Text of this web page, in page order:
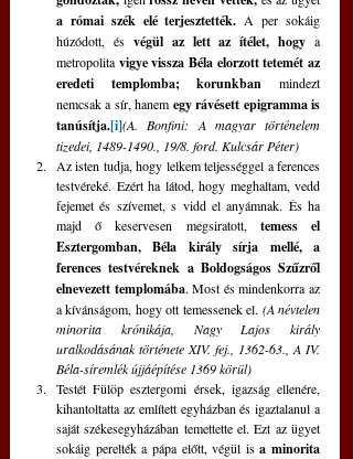
a római szék elé terjesztették. A per sokáig
húzódott, és végül az lett az ítélet, hogy a
metropolita vigye vissza Béla elorzott tetemét az
eredeti templomba; korunkban mindezt
nemcsak a sír, hanem egy rávésett epigramma is
tanúsítja.[i](A. Bonfini: A magyar történelem
tizedei, 1489-1490., 19/8. ford. Kulcsár Péter)
Az isten tudja, hogy lelkem teljességgel a ferences
testvéreké. Ezért ha látod, hogy meghaltam, vedd
fejemet és szívemet, s vidd el anyámnak. És ha
majd ő keservesen megsiratott, temess el
Esztergomban, Béla király sírja mellé, a
ferences testvéreknek a Boldogságos Szűzről
elnevezett templomába. Most és mindenkorra az
a kívánságom, hogy ott temessenek el. (A névtelen
minorita krónikája, Nagy Lajos király
uralkodásának története XIV. fej., 1362-63., A IV.
Béla-síremlék újjáépítése 1369 körül)
Testét Fülöp esztergomi érsek, igazság ellenére,
kihantoltatta az említett egyházban és igaztalanul a
saját székesegyházában temettette el. Ezt az ügyet
sokáig perelték a pápa előtt, végül is a minorita